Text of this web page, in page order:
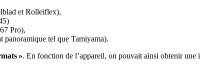
et Rolleiflex),
Pro),
panoramique tel que Tamiyama).
». En fonction de l’appareil, on pouvait ainsi obtenir une